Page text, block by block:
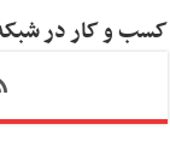
کسب و کار در